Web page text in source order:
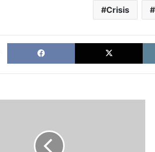
Crisis
Facebook X